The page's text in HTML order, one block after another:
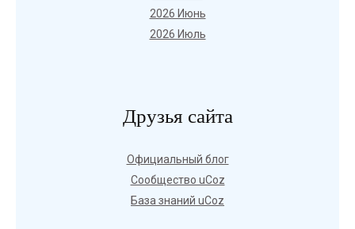
2026 Июнь
2026 Июль
Друзья сайта
Официальный блог
Сообщество uCoz
База знаний uCoz